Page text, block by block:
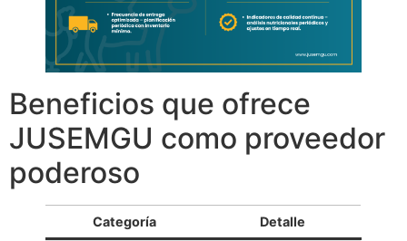
Beneficios que ofrece
JUSEMGU como proveedor
poderoso
Categoría Detalle